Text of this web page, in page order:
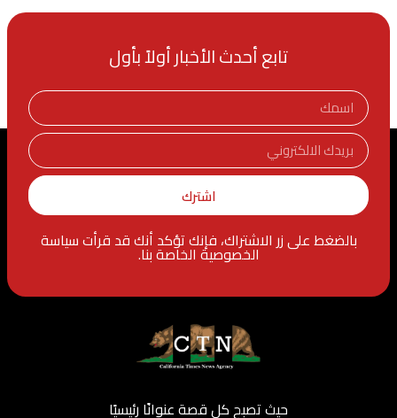
تابع أحدث الأخبار أولاً بأول
اشترك
بالضغط على زر الاشتراك، فإنك تؤكد أنك قد قرأت سياسة
الخصوصية الخاصة بنا.
حيث تصبح كل قصة عنوانًا رئيسيًا